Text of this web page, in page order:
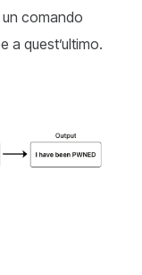
comando
a quest’ultimo.